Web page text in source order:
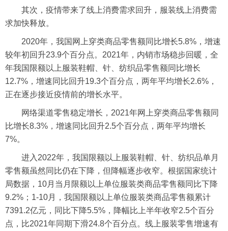
其次，疫情带来了线上消费需求回升，服装线上消费需
求加快释放。
2020年，我国网上穿类商品零售额同比增长5.8%，增速
较年初回升23.9个百分点。2021年，内销市场稳步回暖，全
年我国限额以上服装鞋帽、针、纺织品零售额同比增长
12.7%，增速同比回升19.3个百分点，两年平均增长2.6%，
正在逐步接近疫情前的增长水平。
网络渠道零售稳定增长，2021年网上穿类商品零售额同
比增长8.3%，增速同比回升2.5个百分点，两年平均增长
7%。
进入2022年，我国限额以上服装鞋帽、针、纺织品单月
零售额虽然同比仍在下降，但降幅逐步收窄。根据国家统计
局数据，10月当月限额以上单位服装类商品零售额同比下降
9.2%；1-10月，我国限额以上单位服装类商品零售额累计
7391.2亿元，同比下降5.5%，降幅比上半年收窄2.5个百分
点，比2021年同期下滑24.8个百分点。线上服装零售增速有